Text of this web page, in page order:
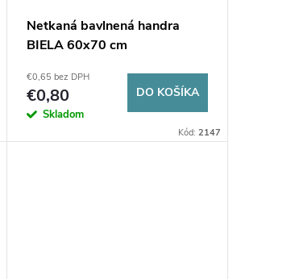
Netkaná bavlnená handra
BIELA 60x70 cm
€0,65 bez DPH
€0,80
Skladom
DO KOŠÍKA
Kód: 2147